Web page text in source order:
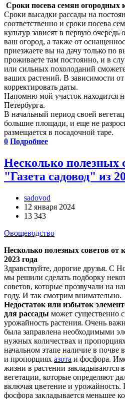
Сроки посева семян огородных
Сроки высадки рассады на
соответственно и сроки посева
культур зависят в первую очередь
ваш огород, а также от
приезжаете вы на дачу только по
проживаете там постоянно, и в
или сильных похолоданий
ваших растений. В зависимости
корректировать даты.
Напомню мой участок находится
Петербурга.
В начальный период своей
большие площади, и еще не
размещается в посадочной таре.
0 Подробнее
Несколько полезных
"Газета садовод" из
sadovod
12 января 2024
13 343
Овощеводство
Несколько полезных советов от
2023 года
Здравствуйте, дорогие друзья. С
мы решили сделать подборку
советов, которые прозвучали на
году. И так смотрим внимательно.
Недостаток или избыток
для рассады может существенно
урожайность растения. Очень
была заправлена необходимыми
нужных количествах и
начальном этапе наличие в почве
и пропорциях азота и фосфора.
жизни в растении закладываются
вегетации, которые определяют
включая цветение и урожайность.
фосфора закладывается меньшее